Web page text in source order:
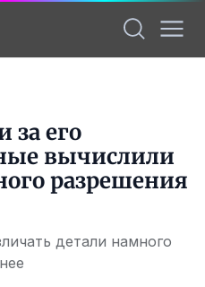
за его
вычислили
разрешения
детали намного